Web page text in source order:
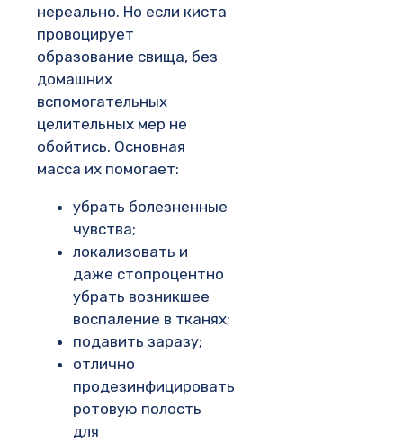
нереально. Но если киста
провоцирует
образование свища, без
домашних
вспомогательных
целительных мер не
обойтись. Основная
масса их помогает:
убрать болезненные
чувства;
локализовать и
даже стопроцентно
убрать возникшее
воспаление в тканях;
подавить заразу;
отлично
продезинфицировать
ротовую полость
для